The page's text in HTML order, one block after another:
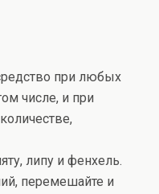
при любых
числе, и при
липу и фенхель.
перемешайте и